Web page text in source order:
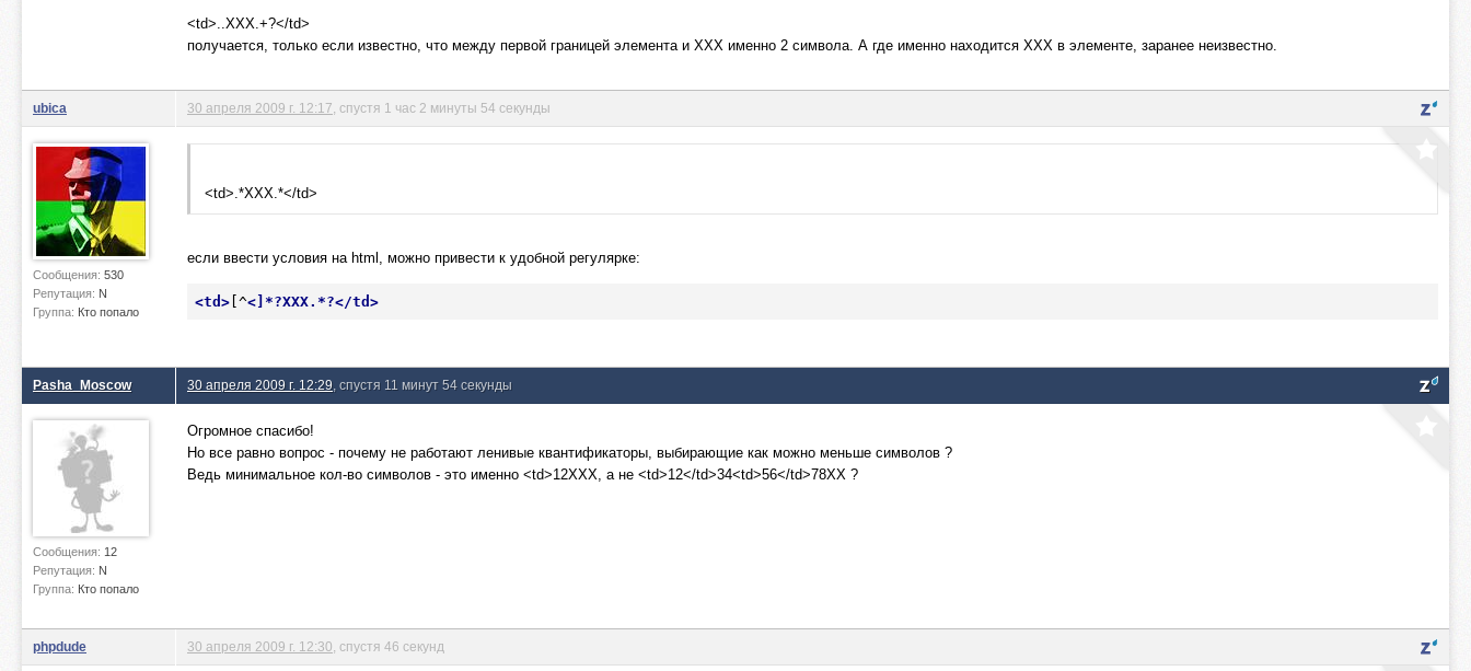
<td>..XXX.+?</td>
получается, только если известно, что между первой границей элемента и XXX именно 2 символа. А где именно находится ХХХ в элементе, заранее неизвестно.
ubica
Сообщения: 530
Репутация: N
Группа: Кто попало
30 апреля 2009 г. 12:17 , спустя 1 час 2 минуты 54 секунды
<td>.*XXX.*</td>
если ввести условия на html, можно привести к удобной регулярке:
<td >[^<]*?XXX.*?</td >
Pasha_Moscow
Сообщения: 12
Репутация: N
Группа: Кто попало
30 апреля 2009 г. 12:29 , спустя 11 минут 54 секунды
Огромное спасибо!
Но все равно вопрос - почему не работают ленивые квантификаторы, выбирающие как можно меньше символов ?
Ведь минимальное кол-во символов - это именно <td>12XXX, а не <td>12</td>34<td>56</td>78XX ?
phpdude 30 апреля 2009 г. 12:30 , спустя 46 секунд